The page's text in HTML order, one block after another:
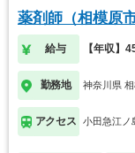
薬剤師（相模原
給与 【年収】
勤務地 神奈川県
アクセス 小田急江ノ